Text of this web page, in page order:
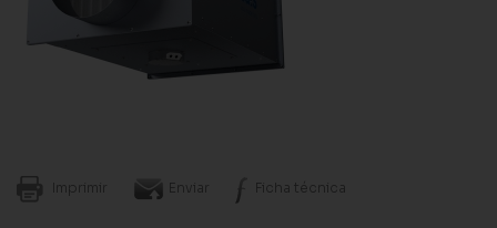
Imprimir Enviar Ficha técnica